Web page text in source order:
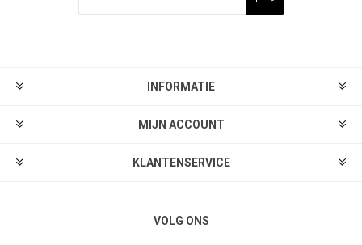
INFORMATIE
MIJN ACCOUNT
KLANTENSERVICE
VOLG ONS